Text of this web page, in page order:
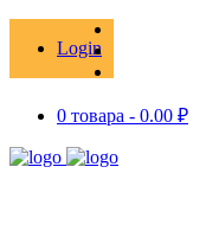
Login
0 товара - 0.00 ₽